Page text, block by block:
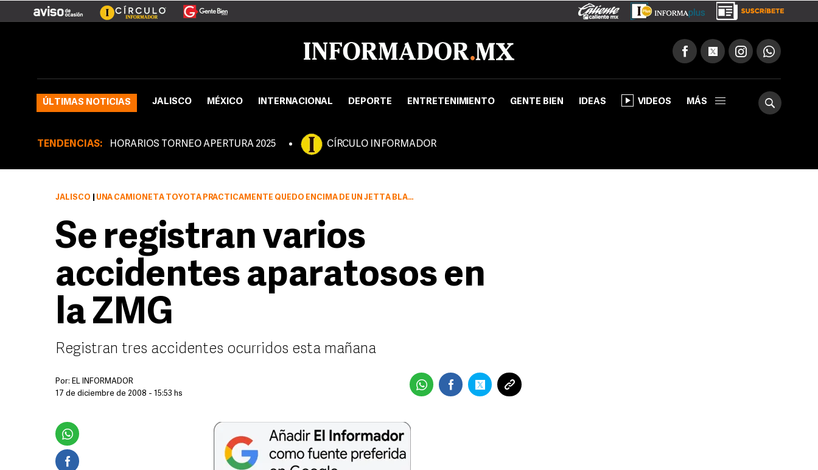
ÚLTIMAS NOTICIAS JALISCO MÉXICO INTERNACIONAL DEPORTE ENTRETENIMIENTO GENTE BIEN IDEAS VIDEOS MÁS
TENDENCIAS: HORARIOS TORNEO APERTURA 2025 CÍRCULO INFORMADOR
JALISCO UNA CAMIONETA TOYOTA PRÁCTICAMENTE QUEDÓ ENCIMA DE UN JETTA BLANCO
Se registran varios
accidentes aparatosos en
la ZMG
Registran tres accidentes ocurridos esta mañana
Por: EL INFORMADOR
17 de diciembre de 2008 - 15:53 hs